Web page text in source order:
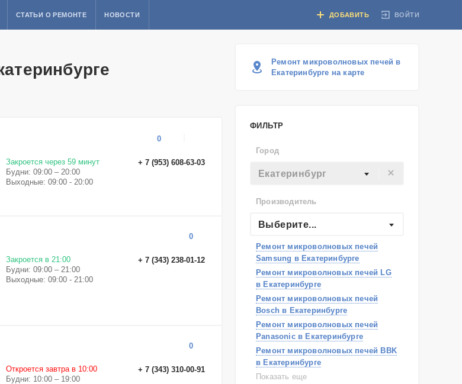
ВОЙТИ
СТАТЬИ О РЕМОНТЕ НОВОСТИ ДОБАВИТЬ
Ремонт микроволновых печей в
Екатеринбурге на карте
ФИЛЬТР
Город
Екатеринбург
Производитель
Выберите...
Ремонт микроволновых печей
Samsung в Екатеринбурге
Ремонт микроволновых печей LG
в Екатеринбурге
Ремонт микроволновых печей
Bosch в Екатеринбурге
Ремонт микроволновых печей
Panasonic в Екатеринбурге
Ремонт микроволновых печей BBK
в Екатеринбурге
Ремонт микроволновых печей
Показать еще
0
+ 7 (953) 608-63-03
Закроется через 59 минут
Будни: 09:00 – 20:00
Выходные: 09:00 - 20:00
0
+ 7 (343) 238-01-12
Закроется в 21:00
Будни: 09:00 – 21:00
Выходные: 09:00 - 21:00
0
+ 7 (343) 310-00-91
Откроется завтра в 10:00
Будни: 10:00 – 19:00